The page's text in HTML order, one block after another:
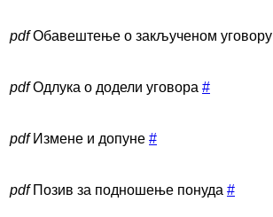
pdf Обавештење о закљученом уговору
pdf Одлука о додели уговора #
pdf Измене и допуне #
pdf Позив за подношење понуда #